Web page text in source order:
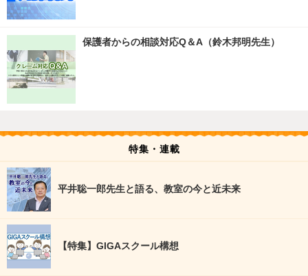
保護者からの相談対応Q＆A（鈴木邦明先生）
特集・連載
平井聡一郎先生と語る、教室の今と近未来
【特集】GIGAスクール構想